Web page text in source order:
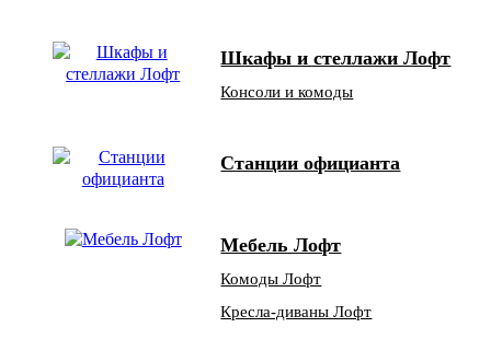
Шкафы и стеллажи Лофт
Консоли и комоды
Станции официанта
Мебель Лофт
Комоды Лофт
Кресла-диваны Лофт